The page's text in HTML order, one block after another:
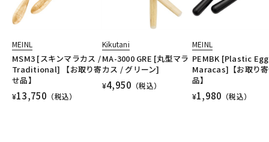
MEINL
MSM3 [スキンマラカス /
Traditional] 【お取り寄
せ品】
¥13,750 （税込）
Kikutani
MA-3000 GRE [丸型マラ
カス / グリーン]
¥4,950 （税込）
MEINL
PEMBK [Plastic Egg
Maracas]【お取り
品】
¥1,980 （税込）